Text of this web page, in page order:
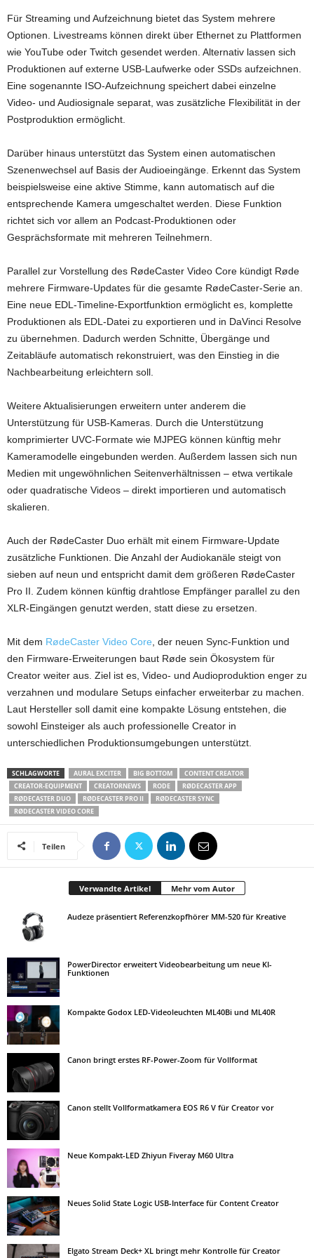
Für Streaming und Aufzeichnung bietet das System mehrere
Optionen. Livestreams können direkt über Ethernet zu Plattformen
wie YouTube oder Twitch gesendet werden. Alternativ lassen sich
Produktionen auf externe USB-Laufwerke oder SSDs aufzeichnen.
Eine sogenannte ISO-Aufzeichnung speichert dabei einzelne
Video- und Audiosignale separat, was zusätzliche Flexibilität in der
Postproduktion ermöglicht.
Darüber hinaus unterstützt das System einen automatischen
Szenenwechsel auf Basis der Audioeingänge. Erkennt das System
beispielsweise eine aktive Stimme, kann automatisch auf die
entsprechende Kamera umgeschaltet werden. Diese Funktion
richtet sich vor allem an Podcast-Produktionen oder
Gesprächsformate mit mehreren Teilnehmern.
Parallel zur Vorstellung des RødeCaster Video Core kündigt Røde
mehrere Firmware-Updates für die gesamte RødeCaster-Serie an.
Eine neue EDL-Timeline-Exportfunktion ermöglicht es, komplette
Produktionen als EDL-Datei zu exportieren und in DaVinci Resolve
zu übernehmen. Dadurch werden Schnitte, Übergänge und
Zeitabläufe automatisch rekonstruiert, was den Einstieg in die
Nachbearbeitung erleichtern soll.
Weitere Aktualisierungen erweitern unter anderem die
Unterstützung für USB-Kameras. Durch die Unterstützung
komprimierter UVC-Formate wie MJPEG können künftig mehr
Kameramodelle eingebunden werden. Außerdem lassen sich nun
Medien mit ungewöhnlichen Seitenverhältnissen – etwa vertikale
oder quadratische Videos – direkt importieren und automatisch
skalieren.
Auch der RødeCaster Duo erhält mit einem Firmware-Update
zusätzliche Funktionen. Die Anzahl der Audiokanäle steigt von
sieben auf neun und entspricht damit dem größeren RødeCaster
Pro II. Zudem können künftig drahtlose Empfänger parallel zu den
XLR-Eingängen genutzt werden, statt diese zu ersetzen.
Mit dem RødeCaster Video Core , der neuen Sync-Funktion und
den Firmware-Erweiterungen baut Røde sein Ökosystem für
Creator weiter aus. Ziel ist es, Video- und Audioproduktion enger zu
verzahnen und modulare Setups einfacher erweiterbar zu machen.
Laut Hersteller soll damit eine kompakte Lösung entstehen, die
sowohl Einsteiger als auch professionelle Creator in
unterschiedlichen Produktionsumgebungen unterstützt.
SCHLAGWORTE AURAL EXCITER BIG BOTTOM
CONTENT CREATOR
CREATOR-EQUIPMENT
CREATORNEWS RODE
RØDECASTER APP
RØDECASTER DUO
RØDECASTER PRO II
RØDECASTER SYNC
RØDECASTER VIDEO CORE
Teilen
Verwandte Artikel Mehr vom Autor
Audeze präsentiert Referenzkopfhörer MM-520 für Kreative
PowerDirector erweitert Videobearbeitung um neue KI-
Funktionen
Kompakte Godox LED-Videoleuchten ML40Bi und ML40R
Canon bringt erstes RF-Power-Zoom für Vollformat
Canon stellt Vollformatkamera EOS R6 V für Creator vor
Neue Kompakt-LED Zhiyun Fiveray M60 Ultra
Neues Solid State Logic USB-Interface für Content Creator
Elgato Stream Deck+ XL bringt mehr Kontrolle für Creator